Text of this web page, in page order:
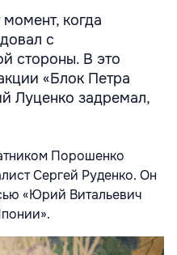
когда
с
стороны. В это
«Блок Петра
Луценко задремал,
Порошенко
Сергей Руденко. Он
«Юрий Витальевич